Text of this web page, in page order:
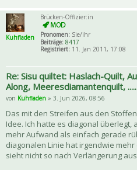
Kuhfladen
Brücken-Offizier:in
Pronomen: Sie/ihr
Beiträge: 8417
Registriert: 11. Jan 2011, 17:08
Re: Sisu quiltet: Haslach-Quilt,
Along, Meeresdiamantenquilt, .....
von Kuhfladen » 3. Jun 2026, 08:56
Das mit den Streifen aus den
Idee. Ich hatte es diagonal überlegt,
mehr Aufwand als einfach gerade
diagonalen Linie hat irgendwie
sieht nicht so nach Verlängerung aus